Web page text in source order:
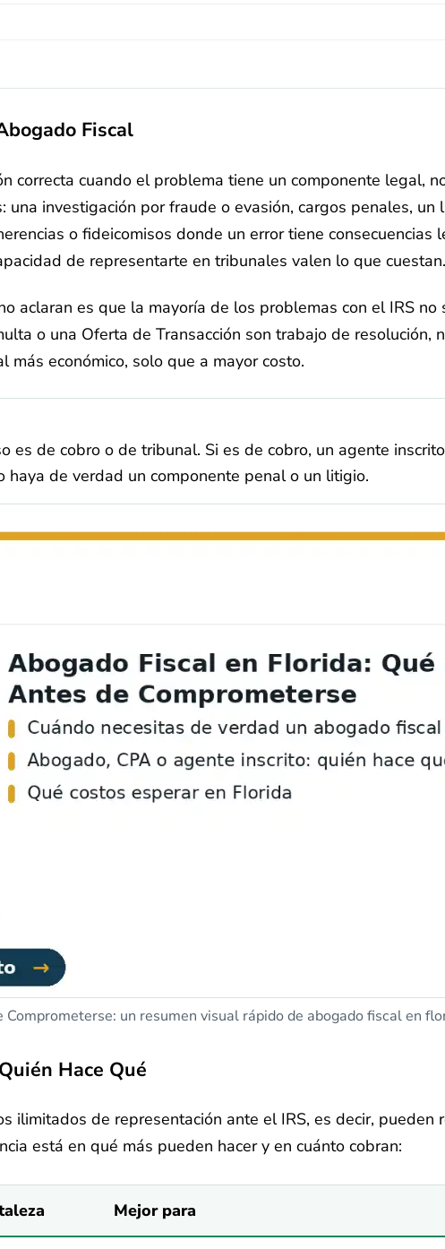
Fiscal
correcta cuando el problema tiene un componente legal,
una investigación por fraude o evasión, cargos penales, un
o fideicomisos donde un error tiene consecuencias
de representarte en tribunales valen lo que cuestan.
aclaran es que la mayoría de los problemas con el IRS no
o una Oferta de Transacción son trabajo de resolución,
económico, solo que a mayor costo.
es de cobro o de tribunal. Si es de cobro, un agente
de verdad un componente penal o un litigio.
un resumen visual rápido de abogado fiscal en
Hace Qué
ilimitados de representación ante el IRS, es decir, pueden
está en qué más pueden hacer y en cuánto cobran:
Mejor para